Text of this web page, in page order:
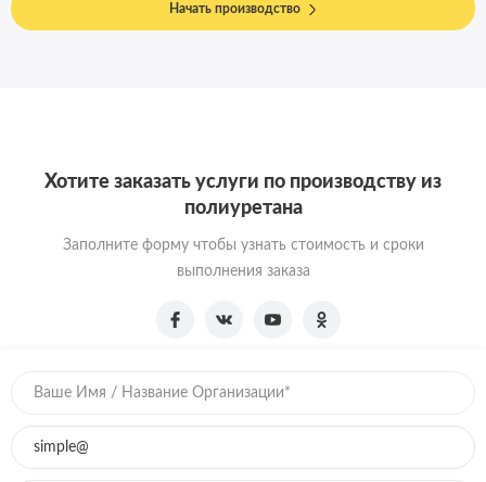
Начать производство
Хотите заказать услуги по производству из
полиуретана
Заполните форму чтобы узнать стоимость и сроки
выполнения заказа